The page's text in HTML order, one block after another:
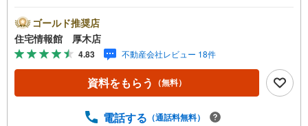
さい。住宅ローン相談会も同時開催中無理のない住宅ロー
ンの試算やご購入の際にかかる諸費用の概算も行っており
ます。しっかりとした資金計画のアドバイスをさせて頂き
ますので、お気軽にご相談ください。
ゴールド推奨店
住宅情報館 厚木店
4.83 不動産会社レビュー 18件
資料をもらう （無料）
電話する （通話料無料）